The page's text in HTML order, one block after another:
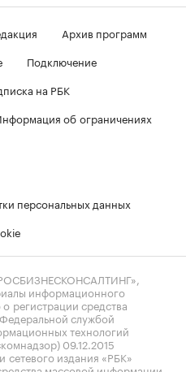
Архив программ
Подключение
на РБК
об ограничениях
персональных данных
информационного
о регистрации средства
службой
технологий
09.12.2015
издания «РБК»